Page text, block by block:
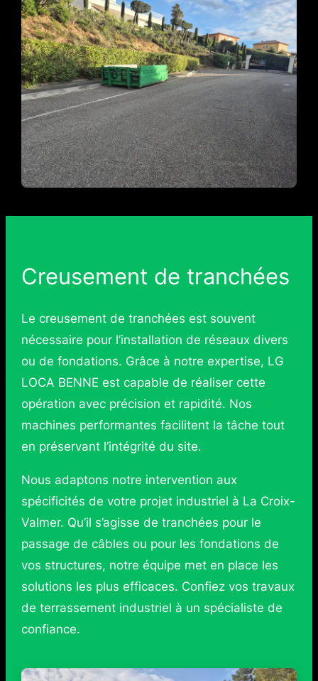
Creusement de tranchées
Le creusement de tranchées est souvent
nécessaire pour l’installation de réseaux divers
ou de fondations. Grâce à notre expertise, LG
LOCA BENNE est capable de réaliser cette
opération avec précision et rapidité. Nos
machines performantes facilitent la tâche tout
en préservant l’intégrité du site.
Nous adaptons notre intervention aux
spécificités de votre projet industriel à La Croix-
Valmer. Qu’il s’agisse de tranchées pour le
passage de câbles ou pour les fondations de
vos structures, notre équipe met en place les
solutions les plus efficaces. Confiez vos travaux
de terrassement industriel à un spécialiste de
confiance.